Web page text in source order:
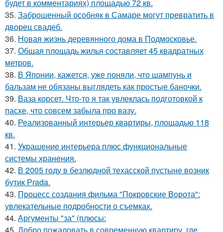
будет в комментариях) площадью 72 кв.
35. Заброшенный особняк в Самаре могут превратить в
дворец свадеб.
36. Новая жизнь деревянного дома в Подмосковье.
37. Общая площадь жилья составляет 45 квадратных
метров.
38. В Японии, кажется, уже поняли, что шампунь и
бальзам не обязаны выглядеть как простые баночки.
39. Ваза корсет. Что-то я так увлеклась подготовкой к
пасхе, что совсем забыла про вазу.
40. Реализованный интерьер квартиры, площадью 118
кв.
41. Украшение интерьера плюс функциональные
системы хранения.
42. В 2005 году в безлюдной техасской пустыне возник
бутик Prada.
43. Процесс создания фильма "Покровские Ворота":
увлекательные подробности о съемках.
44. Аргументы "за" (плюсы: